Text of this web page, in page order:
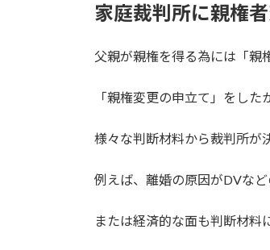
家庭裁判所に親権
父親が親権を得る為には「親
「親権変更の申立て」をし
様々な判断材料から裁判所が
例えば、離婚の原因がDVな
または経済的な面も判断材料